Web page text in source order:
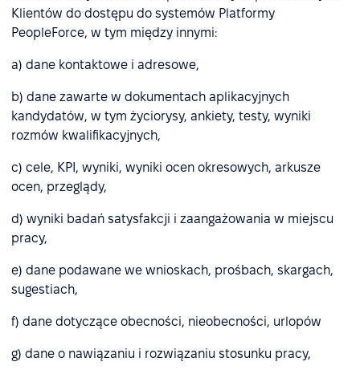
Klientów do dostępu do systemów Platformy
PeopleForce, w tym między innymi:
a) dane kontaktowe i adresowe,
b) dane zawarte w dokumentach aplikacyjnych
kandydatów, w tym życiorysy, ankiety, testy, wyniki
rozmów kwalifikacyjnych,
c) cele, KPI, wyniki, wyniki ocen okresowych, arkusze
ocen, przeglądy,
d) wyniki badań satysfakcji i zaangażowania w miejscu
pracy,
e) dane podawane we wnioskach, prośbach, skargach,
sugestiach,
f) dane dotyczące obecności, nieobecności, urlopów
g) dane o nawiązaniu i rozwiązaniu stosunku pracy,